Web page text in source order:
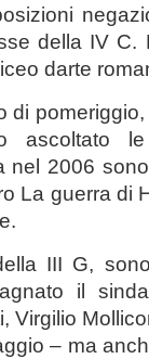
della IV C.
darte
di
ascoltato le
nel 2006
La guerra di
III G,
il
Virgilio
– ma